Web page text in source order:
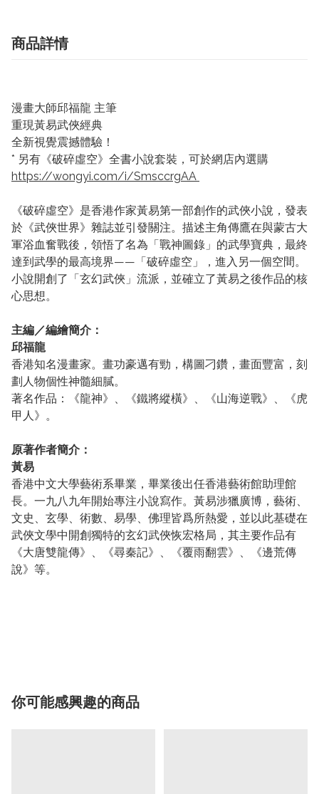
商品詳情
漫畫大師邱福龍 主筆
重現黃易武俠經典
全新視覺震撼體驗！
* 另有《破碎虛空》全書小說套裝，可於網店內選購
https://wongyi.com/i/SmsccrgAA
《破碎虛空》是香港作家黃易第一部創作的武俠小說，發表
於《武俠世界》雜誌並引發關注。描述主角傳鷹在與蒙古大
軍浴血奮戰後，領悟了名為「戰神圖錄」的武學寶典，最終
達到武學的最高境界——「破碎虛空」，進入另一個空間。
小說開創了「玄幻武俠」流派，並確立了黃易之後作品的核
心思想。
主編／編繪簡介：
邱福龍
香港知名漫畫家。畫功豪邁有勁，構圖刁鑽，畫面豐富，刻
劃人物個性神髓細膩。
著名作品：《龍神》、《鐵將縱橫》、《山海逆戰》、《虎
甲人》。
原著作者簡介：
黃易
香港中文大學藝術系畢業，畢業後出任香港藝術館助理館
長。一九八九年開始專注小說寫作。黃易涉獵廣博，藝術、
文史、玄學、術數、易學、佛理皆爲所熱愛，並以此基礎在
武俠文學中開創獨特的玄幻武俠恢宏格局，其主要作品有
《大唐雙龍傳》、《尋秦記》、《覆雨翻雲》、《邊荒傳
說》等。
你可能感興趣的商品